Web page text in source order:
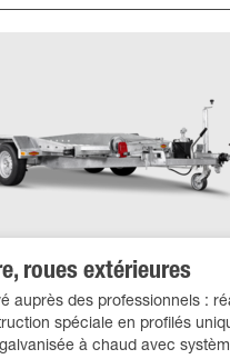
roues extérieures
auprès des professionnels :
spéciale en profilés
à chaud avec